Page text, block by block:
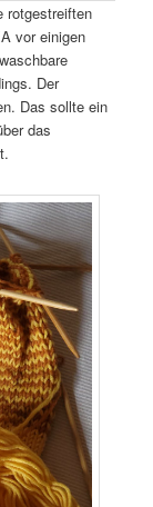
rotgestreiften
vor einigen
Der
Das sollte ein
das